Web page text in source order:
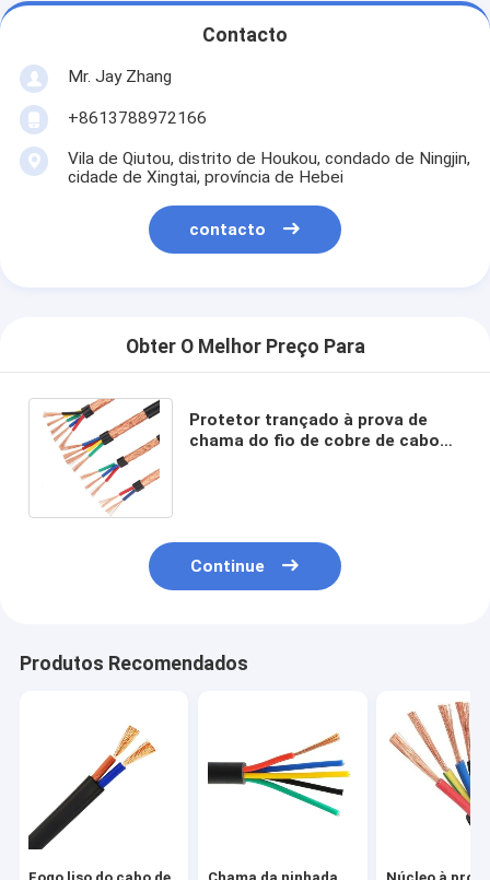
Contacto
Mr. Jay Zhang
+8613788972166
Vila de Qiutou, distrito de Houkou, condado de Ningjin,
cidade de Xingtai, província de Hebei
contacto
Obter O Melhor Preço Para
Protetor trançado à prova de
chama do fio de cobre de cabo
Continue
Produtos Recomendados